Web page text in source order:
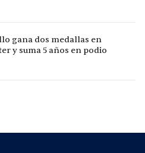
gana dos medallas en
y suma 5 años en podio